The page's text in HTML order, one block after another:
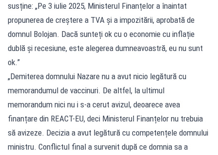
susține: „Pe 3 iulie 2025, Ministerul Finanțelor a înaintat
propunerea de creștere a TVA și a impozitării, aprobată de
domnul Bolojan. Dacă sunteți ok cu o economie cu inflație
dublă și recesiune, este alegerea dumneavoastră, eu nu sunt
ok.”
„Demiterea domnului Nazare nu a avut nicio legătură cu
memorandumul de vaccinuri. De altfel, la ultimul
memorandum nici nu i s-a cerut avizul, deoarece avea
finanțare din REACT-EU, deci Ministerul Finanțelor nu trebuia
să avizeze. Decizia a avut legătură cu competențele domnului
ministru. Conflictul final a survenit după ce domnia sa a